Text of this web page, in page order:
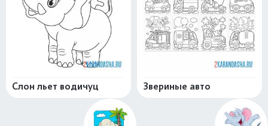
Слон льет водичуц Звериные авто